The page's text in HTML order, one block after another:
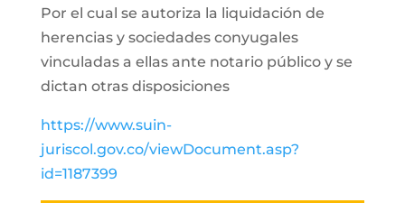
Por el cual se autoriza la liquidación de
herencias y sociedades conyugales
vinculadas a ellas ante notario público y se
dictan otras disposiciones
https://www.suin-
juriscol.gov.co/viewDocument.asp?
id=1187399